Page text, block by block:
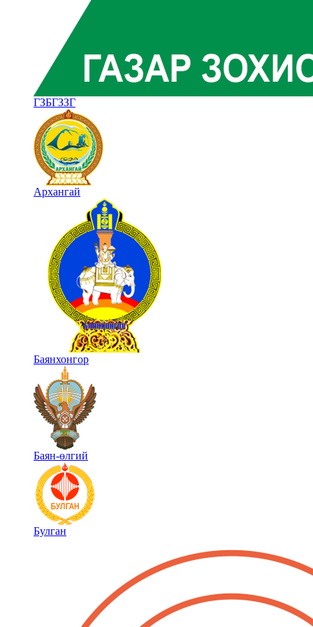
ГЗБГЗЗГ
Архангай
Баянхонгор
Баян-өлгий
Булган